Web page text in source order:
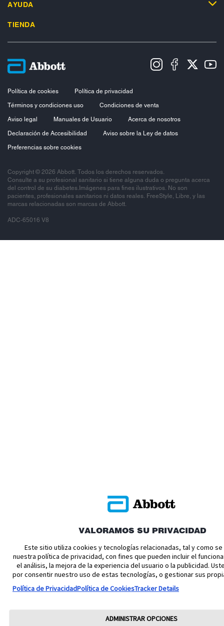
AYUDA
TIENDA
Política de cookies
Política de privacidad
Términos y condiciones uso
Condiciones de venta
Aviso legal
Manuales de Usuario
Acerca de nosotros
Declaración de Accesibilidad
Aviso sobre la Ley de datos
Preferencias sobre cookies
Copyright © 2026 Abbott. Todos los derechos reservados.
Consulte a su profesional sanitario si tiene alguna duda o pregunta acerca
del control de su diabetes.Imágenes para fines ilustrativos. No son
pacientes, profesionales sanitarios ni datos reales. FreeStyle, Libre, y las
marcas relacionadas son marcas de Abbott.
ADC-65016 V8
VALORAMOS SU PRIVACIDAD
Este sitio utiliza cookies y tecnologías relacionadas, tal y como
nuestra política de privacidad, con fines que pueden incluir el
el análisis, la mejora de la experiencia del usuario o la publicidad.
por consentir nuestro uso de estas tecnologías, o gestionar sus
Política de PrivacidadPolítica de CookiesTracker Details
ADMINISTRAR OPCIONES